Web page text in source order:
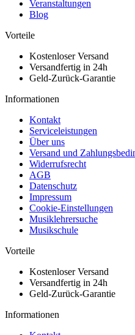
Veranstaltungen
Blog
Vorteile
Kostenloser Versand
Versandfertig in 24h
Geld-Zurück-Garantie
Informationen
Kontakt
Serviceleistungen
Über uns
Versand und
Widerrufsrecht
AGB
Datenschutz
Impressum
Cookie-Einstellungen
Musiklehrersuche
Musikschule
Vorteile
Kostenloser Versand
Versandfertig in 24h
Geld-Zurück-Garantie
Informationen